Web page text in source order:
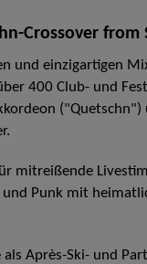
Crossover
und einzigartigen
400 Club- und
("Quetschn")
mitreißende
Punk mit
Après-Ski- und